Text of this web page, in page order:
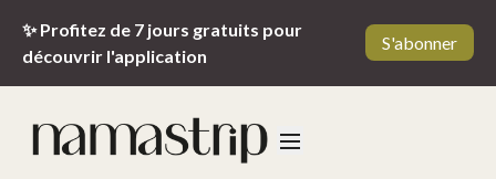
✨ Profitez de 7 jours gratuits pour
découvrir l'application
S'abonner